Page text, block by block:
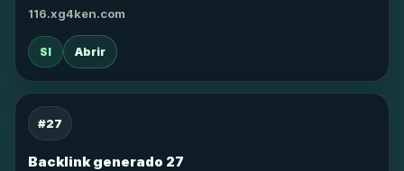
116.xg4ken.com
SI Abrir
#27
Backlink generado 27